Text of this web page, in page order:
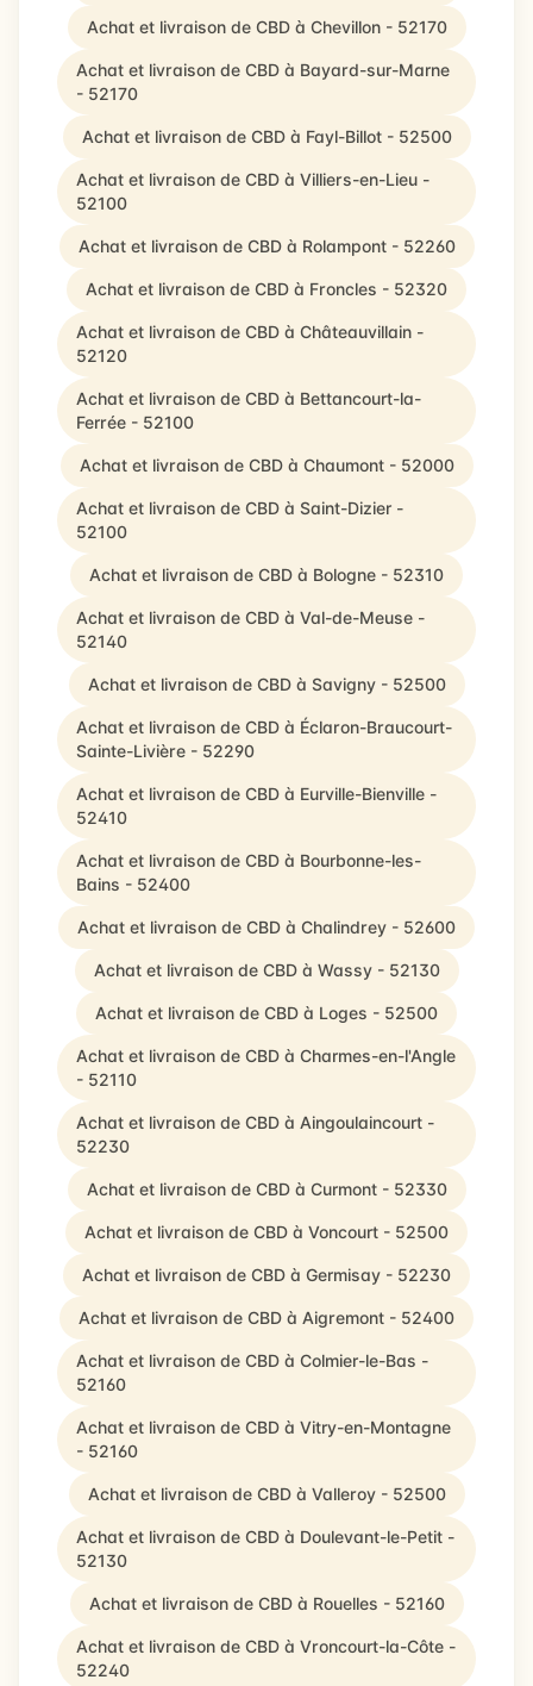
Achat et livraison de CBD à Chevillon - 52170
Achat et livraison de CBD à Bayard-sur-Marne
- 52170
Achat et livraison de CBD à Fayl-Billot - 52500
Achat et livraison de CBD à Villiers-en-Lieu -
52100
Achat et livraison de CBD à Rolampont - 52260
Achat et livraison de CBD à Froncles - 52320
Achat et livraison de CBD à Châteauvillain -
52120
Achat et livraison de CBD à Bettancourt-la-
Ferrée - 52100
Achat et livraison de CBD à Chaumont - 52000
Achat et livraison de CBD à Saint-Dizier -
52100
Achat et livraison de CBD à Bologne - 52310
Achat et livraison de CBD à Val-de-Meuse -
52140
Achat et livraison de CBD à Savigny - 52500
Achat et livraison de CBD à Éclaron-Braucourt-
Sainte-Livière - 52290
Achat et livraison de CBD à Eurville-Bienville -
52410
Achat et livraison de CBD à Bourbonne-les-
Bains - 52400
Achat et livraison de CBD à Chalindrey - 52600
Achat et livraison de CBD à Wassy - 52130
Achat et livraison de CBD à Loges - 52500
Achat et livraison de CBD à Charmes-en-l'Angle
- 52110
Achat et livraison de CBD à Aingoulaincourt -
52230
Achat et livraison de CBD à Curmont - 52330
Achat et livraison de CBD à Voncourt - 52500
Achat et livraison de CBD à Germisay - 52230
Achat et livraison de CBD à Aigremont - 52400
Achat et livraison de CBD à Colmier-le-Bas -
52160
Achat et livraison de CBD à Vitry-en-Montagne
- 52160
Achat et livraison de CBD à Valleroy - 52500
Achat et livraison de CBD à Doulevant-le-Petit -
52130
Achat et livraison de CBD à Rouelles - 52160
Achat et livraison de CBD à Vroncourt-la-Côte -
52240